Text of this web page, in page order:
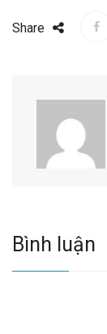
Share
Bình luận